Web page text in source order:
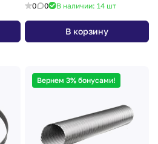
0 0 В наличии: 14 шт
В корзину
Вернем 3% бонусами!